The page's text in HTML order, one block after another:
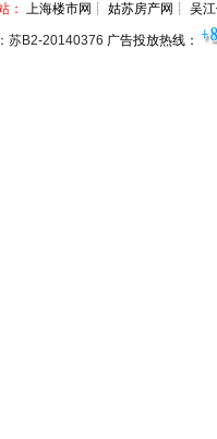
： 上海楼市网┊ 姑苏房产网┊ 吴
苏B2-20140376 广告投放热线：